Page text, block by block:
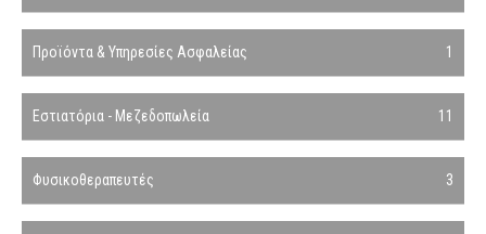
Προϊόντα & Υπηρεσίες Ασφαλείας 1
Εστιατόρια - Μεζεδοπωλεία 11
Φυσικοθεραπευτές 3